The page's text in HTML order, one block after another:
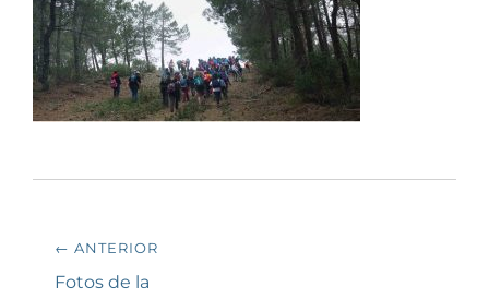
Navegación
de
← ANTERIOR
Entrada
Fotos de la